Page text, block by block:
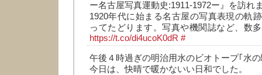
ー名古屋写真運動史:1911-1972ー』を訪れ
1920年代に始まる名古屋の写真表現の軌
ってたどります。写真や機関誌など、数
https://t.co/di4ucoK0dR #
午後４時過ぎの明治用水のビオトープ｢水
今日は、快晴で暖かないい日和でした。